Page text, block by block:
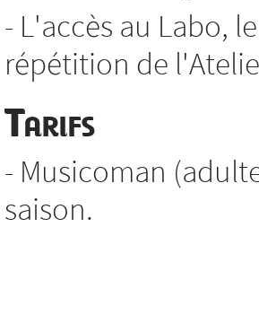
- L'accès au Labo,
répétition de
Tarifs
- Musicoman
saison.